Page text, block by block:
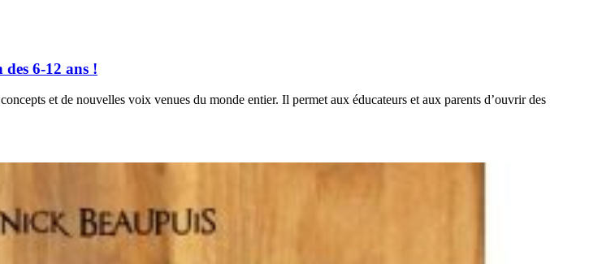
6-12 ans !
et de nouvelles voix venues du monde entier. Il permet aux éducateurs et aux parents d’ouvrir des